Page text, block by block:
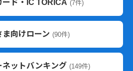
ード・IC TORICA (7件)
向けローン (90件)
ットバンキング (149件)